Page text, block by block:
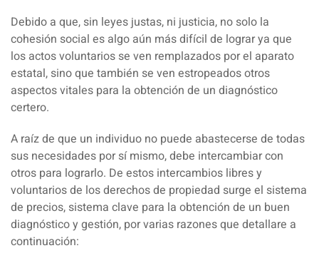
Debido a que, sin leyes justas, ni justicia, no solo la
cohesión social es algo aún más difícil de lograr ya que
los actos voluntarios se ven remplazados por el aparato
estatal, sino que también se ven estropeados otros
aspectos vitales para la obtención de un diagnóstico
certero.
A raíz de que un individuo no puede abastecerse de todas
sus necesidades por sí mismo, debe intercambiar con
otros para lograrlo. De estos intercambios libres y
voluntarios de los derechos de propiedad surge el sistema
de precios, sistema clave para la obtención de un buen
diagnóstico y gestión, por varias razones que detallare a
continuación: